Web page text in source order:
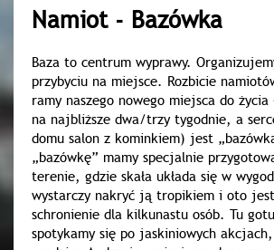
Namiot - Bazówka
Baza to centrum wyprawy.
przybyciu na miejsce. Rozbicie
ramy naszego nowego miejsca do
na najbliższe dwa/trzy tygodnie, a
domu salon z kominkiem) jest
„bazówkę” mamy specjalnie
terenie, gdzie skała układa się w
wystarczy nakryć ją tropikiem i oto
schronienie dla kilkunastu osób. Tu
spotykamy się po jaskiniowych